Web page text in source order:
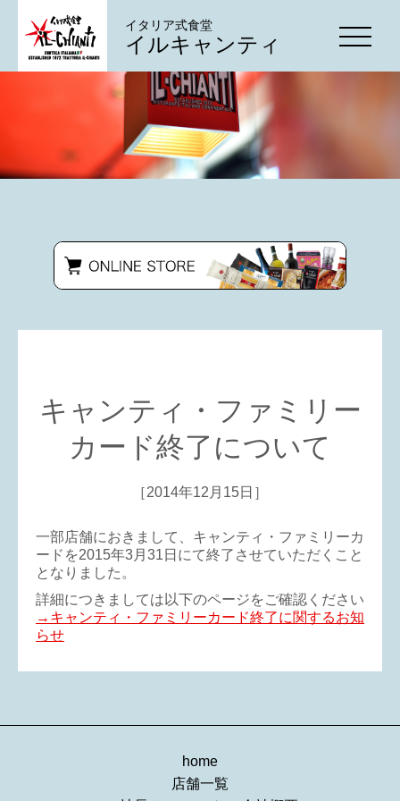
イタリア式食堂
イルキャンティ
キャンティ・ファミリー
カード終了について
［2014年12月15日］
一部店舗におきまして、キャンティ・ファミリーカ
ードを2015年3月31日にて終了させていただくこと
となりました。
詳細につきましては以下のページをご確認ください
→キャンティ・ファミリーカード終了に関するお知
らせ
home
店舗一覧